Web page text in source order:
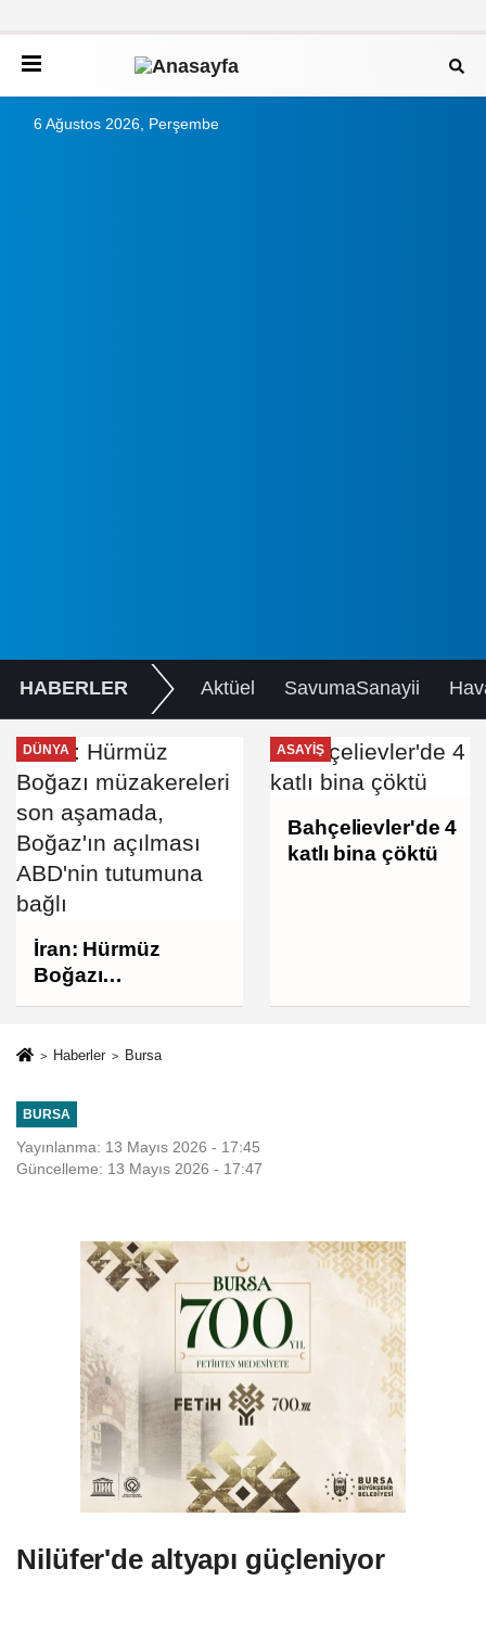
6 Ağustos 2026, Perşembe
HABERLER Aktüel SavumaSanayii
DÜNYA
İran: Hürmüz
Boğazı
müzakereleri son
açılması ABD'nin
ASAYIŞ
Bahçelievler'de 4
katlı bina çöktü
Haberler Bursa
BURSA
Yayınlanma: 13 Mayıs 2026 - 17:45
Güncelleme: 13 Mayıs 2026 - 17:47
Nilüfer'de altyapı güçleniyor